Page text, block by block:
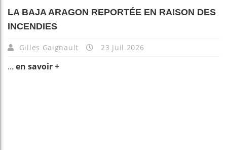
LA BAJA ARAGON REPORTÉE EN RAISON DES
INCENDIES
Gilles Gaignault 23 Juil 2026
... en savoir +